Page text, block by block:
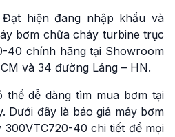
Đạt hiện đang nhập khẩu và
bơm chữa cháy turbine trục
40 chính hãng tại Showroom
và 34 đường Láng – HN.
thể dễ dàng tìm mua bơm tại
Dưới đây là báo giá máy bơm
40 chi tiết để mọi